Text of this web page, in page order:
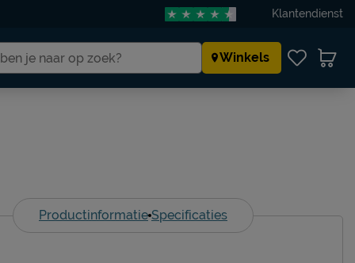
Klantendienst
Winkels
Productinformatie Specificaties